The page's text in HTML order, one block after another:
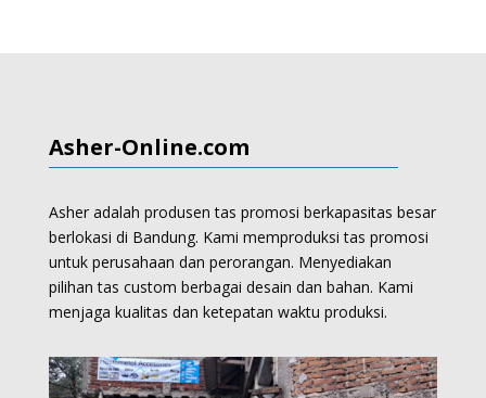
Asher-Online.com
Asher adalah produsen tas promosi berkapasitas besar
berlokasi di Bandung. Kami memproduksitas promosi
untuk perusahaan dan perorangan. Menyediakan
pilihan tas custom berbagai desain dan bahan. Kami
menjaga kualitas dan ketepatan waktu produksi.